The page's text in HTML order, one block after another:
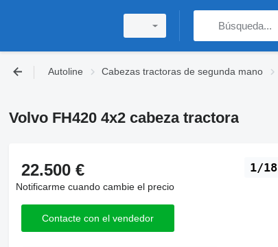
Autoline Cabezas tractoras de segunda mano
Volvo FH420 4x2 cabeza tractora
1/18
22.500 €
Notificarme cuando cambie el precio
Contacte con el vendedor